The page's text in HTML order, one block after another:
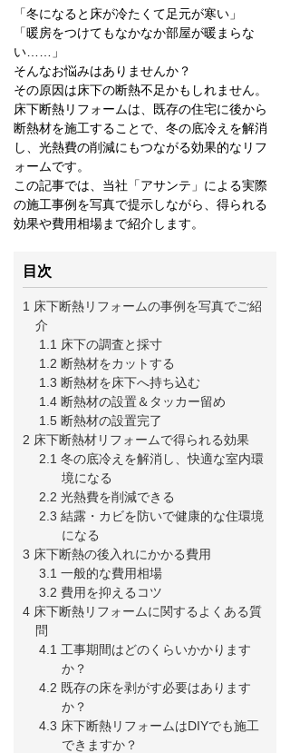
「冬になると床が冷たくて足元が寒い」
「暖房をつけてもなかなか部屋が暖まらな
い……」
そんなお悩みはありませんか？
その原因は床下の断熱不足かもしれません。
床下断熱リフォームは、既存の住宅に後から
断熱材を施工することで、冬の底冷えを解消
し、光熱費の削減にもつながる効果的なリフ
ォームです。
この記事では、当社「アサンテ」による実際
の施工事例を写真で提示しながら、得られる
効果や費用相場まで紹介します。
目次
1 床下断熱リフォームの事例を写真でご紹
介
1.1 床下の調査と採寸
1.2 断熱材をカットする
1.3 断熱材を床下へ持ち込む
1.4 断熱材の設置＆タッカー留め
1.5 断熱材の設置完了
2 床下断熱材リフォームで得られる効果
2.1 冬の底冷えを解消し、快適な室内環
境になる
2.2 光熱費を削減できる
2.3 結露・カビを防いで健康的な住環境
になる
3 床下断熱の後入れにかかる費用
3.1 一般的な費用相場
3.2 費用を抑えるコツ
4 床下断熱リフォームに関するよくある質
問
4.1 工事期間はどのくらいかかります
か？
4.2 既存の床を剥がす必要はあります
か？
4.3 床下断熱リフォームはDIYでも施工
できますか？